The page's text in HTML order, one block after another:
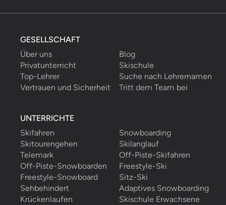
GESELLSCHAFT
Über uns
Blog
Privatunterricht
Skischule
Top-Lehrer
Suche nach Lehrernamen
Vertrauen und Sicherheit
Tritt dem Team bei
UNTERRICHTE
Skifahren
Snowboarding
Skitourengehen
Skilanglauf
Telemark
Off-Piste-Skifahren
Off-Piste-Snowboarden
Freestyle-Ski
Freestyle-Snowboard
Sitz-Ski
Sehbehindert
Adaptives Snowboarding
Krückenlaufen
Skischule Erwachsene